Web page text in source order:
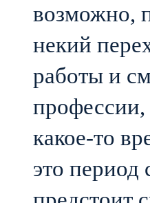
возможно,
некий
работы и
какое-то
это